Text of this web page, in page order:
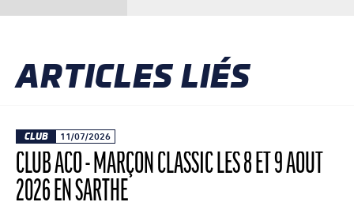
ARTICLES LIÉS
CLUB 11/07/2026
CLUB ACO - MARÇON CLASSIC LES 8 ET 9 AOÛT
2026 EN SARTHE